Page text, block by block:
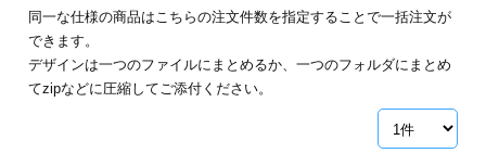
印刷
カード印刷
フォルダー
同一な仕様の商品はこちらの注文件数を指定することで一括注文が
できます。
デザインは一つのファイルにまとめるか、一つのフォルダにまとめ
てzipなどに圧縮してご添付ください。